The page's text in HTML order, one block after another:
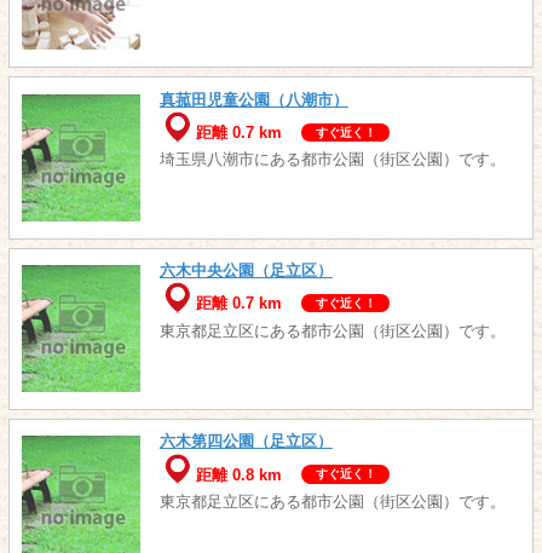
真菰田児童公園（八潮市）
距離 0.7 km
すぐ近く！
埼玉県八潮市にある都市公園（街区公園）です。
六木中央公園（足立区）
距離 0.7 km
すぐ近く！
東京都足立区にある都市公園（街区公園）です。
六木第四公園（足立区）
距離 0.8 km
すぐ近く！
東京都足立区にある都市公園（街区公園）です。